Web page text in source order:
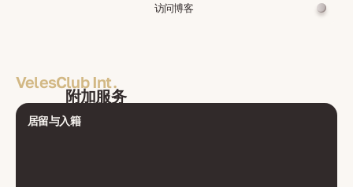
访问博客
VelesClub Int.
附加服务
居留与入籍